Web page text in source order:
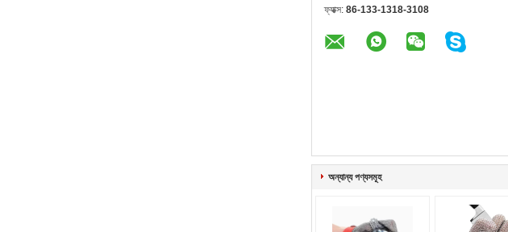
ফ্যাক্স: 86-133-1318-3108
অন্যান্য পণ্যসমূহ